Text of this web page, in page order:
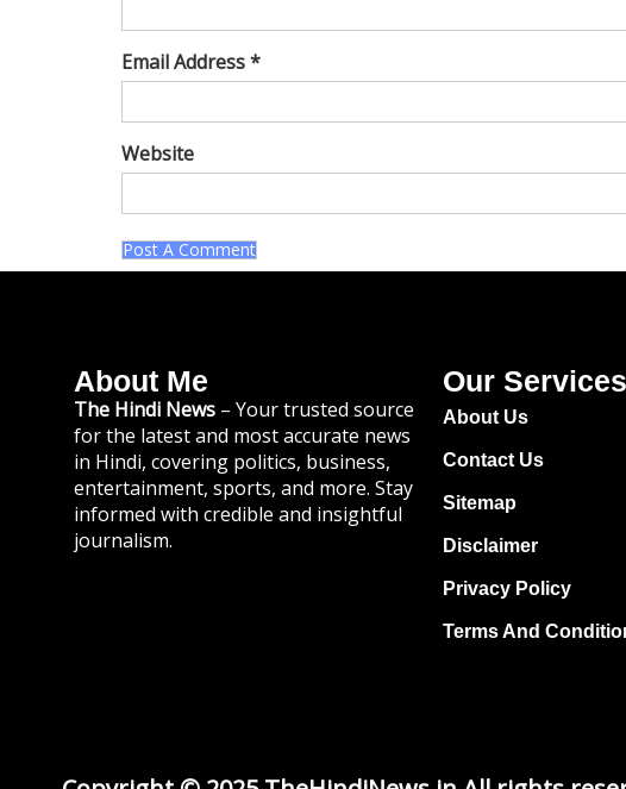
Email Address *
Website
About Me
The Hindi News – Your trusted source
for the latest and most accurate news
in Hindi, covering politics, business,
entertainment, sports, and more. Stay
informed with credible and insightful
journalism.
Our Services
About Us
Contact Us
Sitemap
Disclaimer
Privacy Policy
Terms And